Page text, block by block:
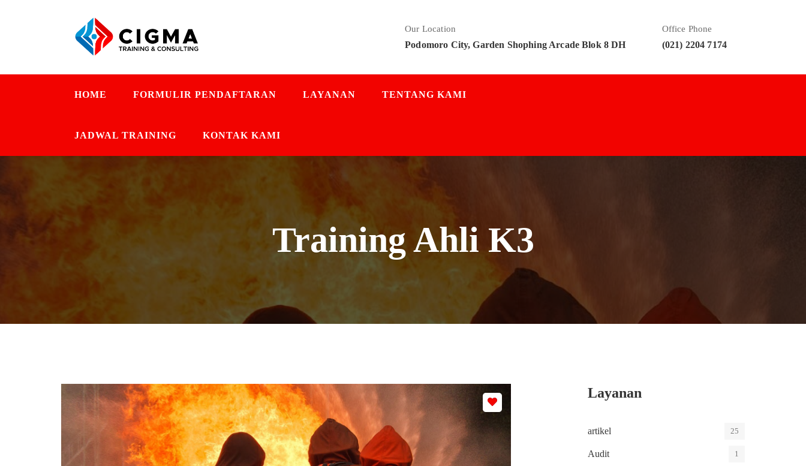
Our Location
Podomoro City, Garden Shophing Arcade Blok 8 DH
Office Phone
(021) 2204 7174
HOME FORMULIR PENDAFTARAN LAYANAN TENTANG KAMI
JADWAL TRAINING KONTAK KAMI
Training Ahli K3
Layanan
artikel 25
Audit 1